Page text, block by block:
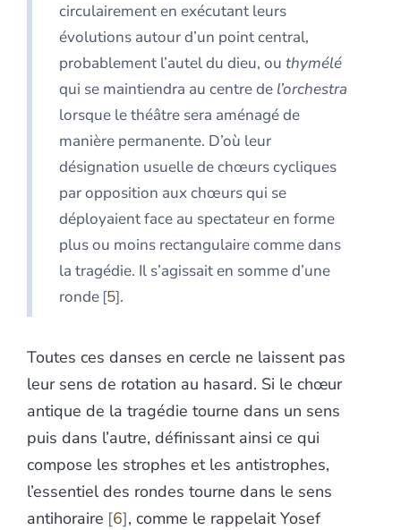
circulairement en exécutant leurs
évolutions autour d’un point central,
probablement l’autel du dieu, ou thymélé
qui se maintiendra au centre de l’orchestra
lorsque le théâtre sera aménagé de
manière permanente. D’où leur
désignation usuelle de chœurs cycliques
par opposition aux chœurs qui se
déployaient face au spectateur en forme
plus ou moins rectangulaire comme dans
la tragédie. Il s’agissait en somme d’une
ronde 5 .
Toutes ces danses en cercle ne laissent pas
leur sens de rotation au hasard. Si le chœur
antique de la tragédie tourne dans un sens
puis dans l’autre, définissant ainsi ce qui
compose les strophes et les antistrophes,
l’essentiel des rondes tourne dans le sens
antihoraire 6 , comme le rappelait Yosef